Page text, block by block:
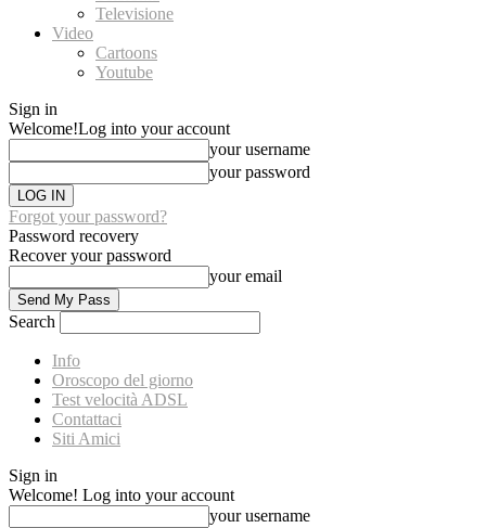
Televisione
Video
Cartoons
Youtube
Sign in
Welcome!Log into your account
your username
your password
Forgot your password?
Password recovery
Recover your password
your email
Search
Info
Oroscopo del giorno
Test velocità ADSL
Contattaci
Siti Amici
Sign in
Welcome! Log into your account
your username